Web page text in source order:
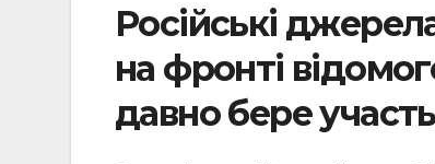
Російські
на фронті
давно бере